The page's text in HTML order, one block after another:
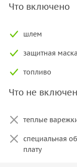
Что включено
шлем
защитная маска
топливо
Что не
теплые
специальная
плату